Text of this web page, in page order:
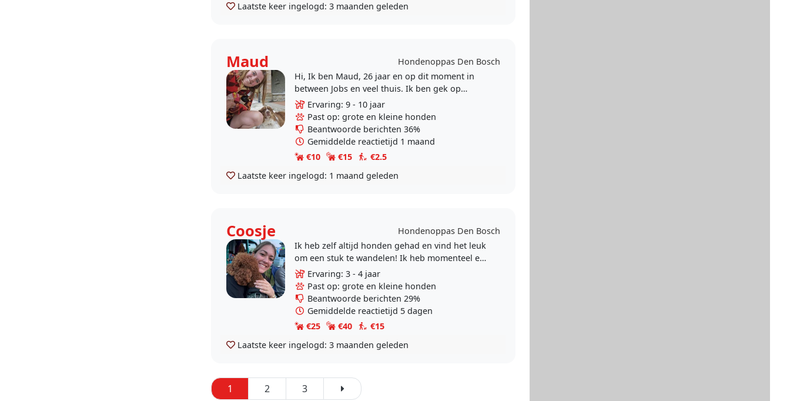
Laatste keer ingelogd: 3 maanden geleden
Maud
Hondenoppas Den Bosch
Hi, Ik ben Maud, 26 jaar en op dit moment in
between Jobs en veel thuis. Ik ben gek op
honden en heb veel liefde te geven aan een
hond. Wij zouden..
Ervaring: 9 - 10 jaar
Past op: grote en kleine honden
Beantwoorde berichten 36%
Gemiddelde reactietijd 1 maand
€10
€15
€2.5
Laatste keer ingelogd: 1 maand geleden
Coosje
Hondenoppas Den Bosch
Ik heb zelf altijd honden gehad en vind het leuk
om een stuk te wandelen! Ik heb momenteel een
tussenjaar en nu dus genoeg tijd om dit te doen.
Ervaring: 3 - 4 jaar
Past op: grote en kleine honden
Beantwoorde berichten 29%
Gemiddelde reactietijd 5 dagen
€25
€40
€15
Laatste keer ingelogd: 3 maanden geleden
1 2 3